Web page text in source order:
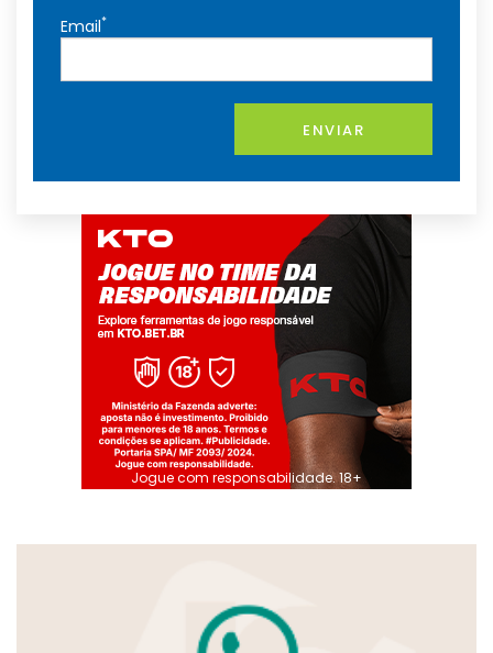
Email*
ENVIAR
Jogue com responsabilidade. 18+